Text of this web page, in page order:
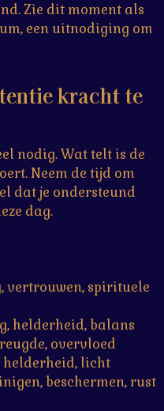
Zie dit moment als
een uitnodiging om
kracht te
nodig. Wat telt is de
Neem de tijd om
dat je ondersteund
dag.
vertrouwen, spirituele
helderheid, balans
overvloed
licht
beschermen, rust